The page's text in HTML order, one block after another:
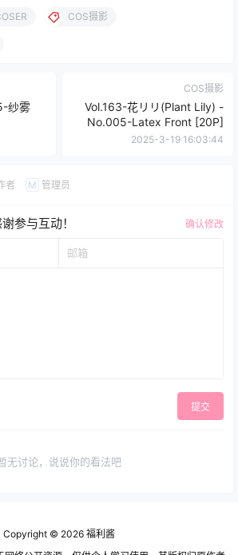
COS摄影
纱雾
COS摄影
Vol.163-花リリ(Plant Lily) -
No.005-Latex Front [20P]
2025-3-19 16:03:44
者 M 管理员
参与互动！ 确认修改
提交
无讨论，说说你的看法吧
Copyright © 2026 福利酱